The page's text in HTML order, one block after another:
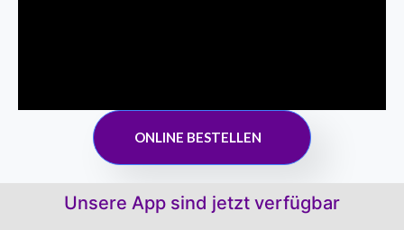
ONLINE BESTELLEN
Unsere App sind jetzt verfügbar